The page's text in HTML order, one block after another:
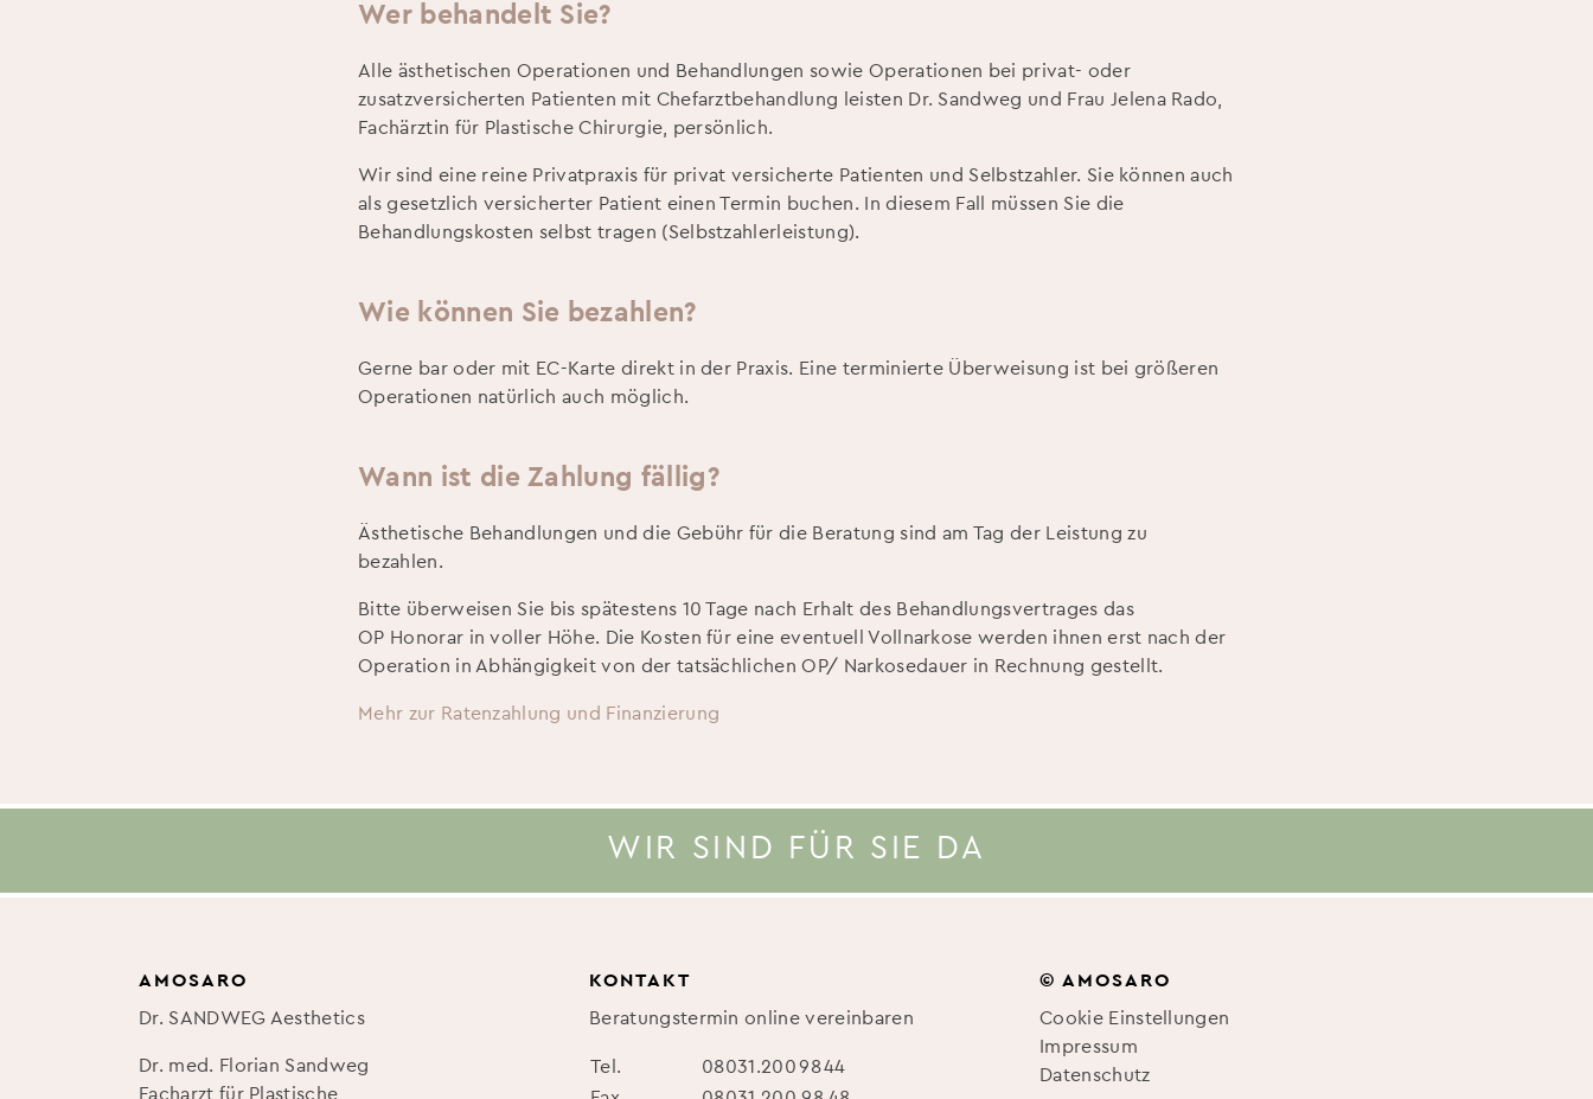
Wer behandelt Sie?
Alle ästhetischen Operationen und Behandlungen sowie Operationen bei privat- oder
zusatzversicherten Patienten mit Chefarztbehandlung leisten Dr. Sandweg und Frau Jelena Rado,
Fachärztin für Plastische Chirurgie, persönlich.
Wir sind eine reine Privatpraxis für privat versicherte Patienten und Selbstzahler. Sie können auch
als gesetzlich versicherter Patient einen Termin buchen. In diesem Fall müssen Sie die
Behandlungskosten selbst tragen (Selbstzahlerleistung).
Wie können Sie bezahlen?
Gerne bar oder mit EC-Karte direkt in der Praxis. Eine terminierte Überweisung ist bei größeren
Operationen natürlich auch möglich.
Wann ist die Zahlung fällig?
Ästhetische Behandlungen und die Gebühr für die Beratung sind am Tag der Leistung zu
bezahlen.
Bitte überweisen Sie bis spätestens 10 Tage nach Erhalt des Behandlungsvertrages das
OP Honorar in voller Höhe. Die Kosten für eine eventuell Vollnarkose werden ihnen erst nach der
Operation in Abhängigkeit von der tatsächlichen OP/ Narkosedauer in Rechnung gestellt.
Mehr zur Ratenzahlung und Finanzierung
WIR SIND FÜR SIE DA
AMOSARO
Dr. SANDWEG Aesthetics
Dr. med. Florian Sandweg
Facharzt für Plastische
KONTAKT
Beratungstermin online vereinbaren
Tel.
08031.200 98 44
© AMOSARO
Cookie Einstellungen
Impressum
Datenschutz